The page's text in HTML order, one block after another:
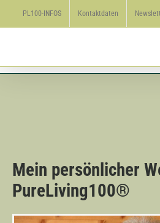
springen
PL100-INFOS Kontaktdaten
Mein persönlicher
PureLiving100®